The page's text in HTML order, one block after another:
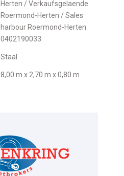
Herten / Verkaufsgelaende
Roermond-Herten / Sales
harbour Roermond-Herten
0402190033
Staal
8,00 m x 2,70 m x 0,80 m